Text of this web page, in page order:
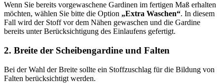
Wenn Sie bereits vorgewaschene Gardinen im fertigen Maß erhalten
möchten, wählen Sie bitte die Option „Extra Waschen“. In diesem
Fall wird der Stoff vor dem Nähen gewaschen und die Gardine
bereits unter Berücksichtigung des Einlaufens gefertigt.
2. Breite der Scheibengardine und Falten
Bei der Wahl der Breite sollte ein Stoffzuschlag für die Bildung von
Falten berücksichtigt werden.